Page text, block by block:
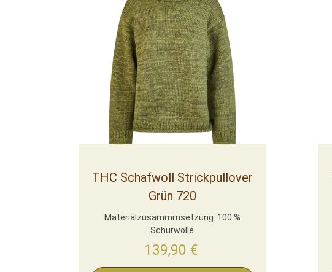
THC Schafwoll Strickpullover
Grün 720
Materialzusammrnsetzung: 100 %
Schurwolle
139,90 €